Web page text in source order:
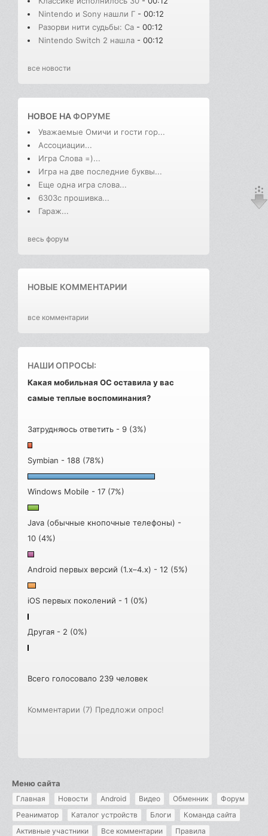
Nintendo и Sony нашли Г - 00:12
Разорви нити судьбы: Сa - 00:12
Nintendo Switch 2 нашла - 00:12
все новости
НОВОЕ НАФОРУМЕ
Уважаемые Омичи и гости гор...
Ассоциации...
Игра Слова =)...
Игра на две последние буквы...
Еще одна игра слова...
6303с прошивка...
Гараж...
весь форум
НОВЫЕ КОММЕНТАРИИ
все комментарии
НАШИ ОПРОСЫ:
Какая мобильная ОС оставила у вас
самые теплые воспоминания?
Затрудняюсь ответить - 9 (3%)
Symbian - 188 (78%)
Windows Mobile - 17 (7%)
Java (обычные кнопочные телефоны) -
10 (4%)
Android первых версий (1.x–4.x) - 12 (5%)
iOS первых поколений - 1 (0%)
Другая - 2 (0%)
Всего голосовало 239 человек
Комментарии (7) Предложи опрос!
Меню сайта
Главная Новости Android Видео Обменник
Форум
Реаниматор
Каталог устройств Блоги
Команда сайта
Активные участники
Все комментарии Правила